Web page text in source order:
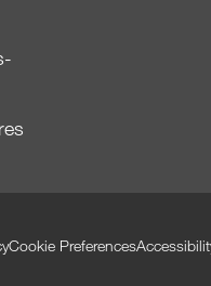
Cookie Preferences